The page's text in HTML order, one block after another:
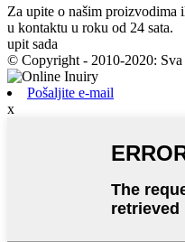
Za upite o našim proizvodima
u kontaktu u roku od 24 sata.
upit sada
© Copyright - 2010-2020: Sva
Pošaljite e-mail
x